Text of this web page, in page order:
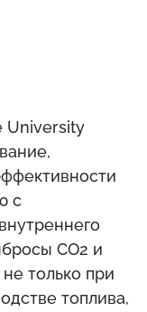
University
с
CO2 и
только при
топлива,